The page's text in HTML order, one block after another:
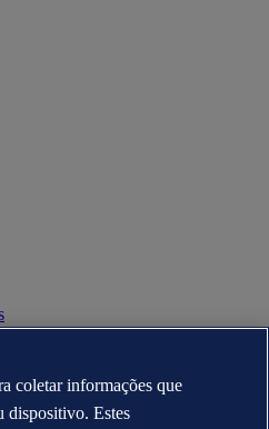
coletar informações que
dispositivo. Estes